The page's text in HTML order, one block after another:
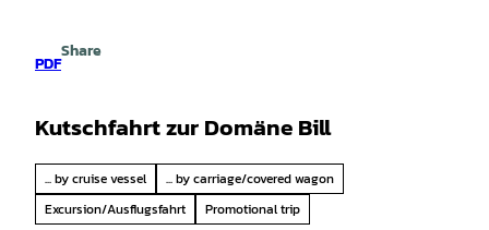
PDF
Share
Kutschfahrt zur Domäne Bill
... by cruise vessel
... by carriage/covered wagon
Excursion/Ausflugsfahrt
Promotional trip